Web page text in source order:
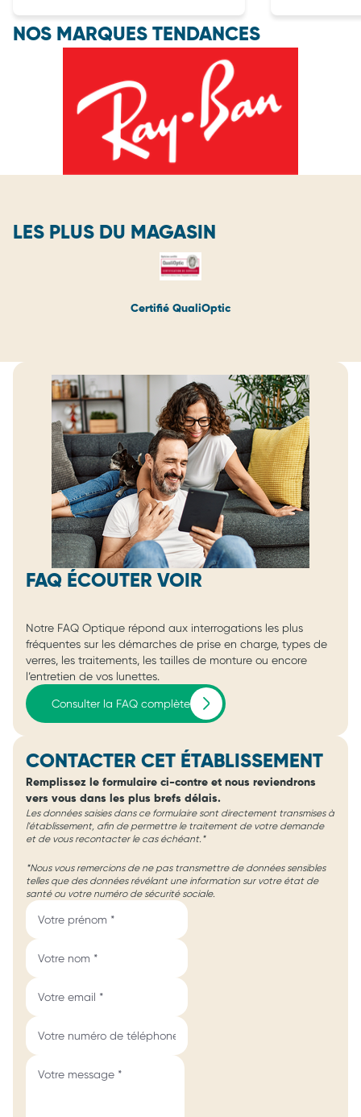
NOS MARQUES TENDANCES
LES PLUS DU MAGASIN
Certifié QualiOptic
FAQ ÉCOUTER VOIR
Notre FAQ Optique répond aux interrogations les plus
fréquentes sur les démarches de prise en charge, types de
verres, les traitements, les tailles de monture ou encore
l’entretien de vos lunettes.
Consulter la FAQ complète
CONTACTER CET ÉTABLISSEMENT
Remplissez le formulaire ci-contre et nous reviendrons
vers vous dans les plus brefs délais.
Les données saisies dans ce formulaire sont directement transmises à
l'établissement, afin de permettre le traitement de votre demande
et de vous recontacter le cas échéant.*
*Nous vous remercions de ne pas transmettre de données sensibles
telles que des données révélant une information sur votre état de
santé ou votre numéro de sécurité sociale.